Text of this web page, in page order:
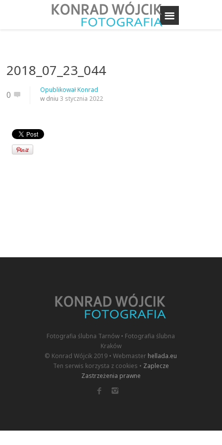
2018_07_23_044
0 OpublikowałKonrad
w dniu3 stycznia 2022
Fotografia ślubna Tarnów • Fotografia ślubna
Kraków
© Konrad Wójcik 2019 • Webmaster hellada.eu
Ten serwis korzysta z cookies • Zaplecze
Zastrzeżenia prawne